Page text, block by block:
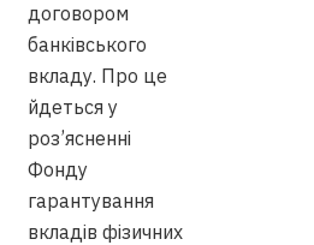
договором
банківського
вкладу. Про це
йдеться у
роз’ясненні
Фонду
гарантування
вкладів фізичних